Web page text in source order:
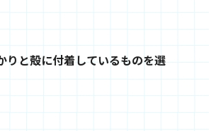
りと殻に付着しているものを選